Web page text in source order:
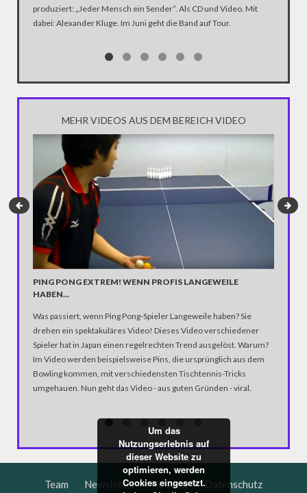
produziert: „Jeder Mensch ein Sender“. Als CD und Video. Mit
dabei: Alexander Kluge. Im Juni geht die Band auf Tour.
MEHR VIDEOS AUS DEM BEREICH VIDEO
PING PONG EXTREM! WENN PROFIS LANGEWEILE
HABEN...
Was passiert, wenn Ping Pong-Spieler Langeweile haben? Sie
drehen ein spektakuläres Video! Dieses Video verschiedener
Spieler hat in Japan einen regelrechten Trend ausgelöst. Warum?
Im Video werden beispielsweise Pins, die ursprünglich aus dem
Bowling kommen, mit verschiedensten Tischtennis-Tricks
umgehauen. Nun geht das Video - aus guten Gründen - viral.
Team Newsletter Kontakt
Datenschutz
Um das
Nutzungserlebnis auf
dieser Website zu
optimieren, werden
Cookies eingesetzt.